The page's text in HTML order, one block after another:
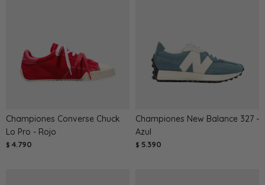
Championes Converse Chuck
Lo Pro - Rojo
$ 4.790
Championes New Balance 327 -
Azul
$ 5.390